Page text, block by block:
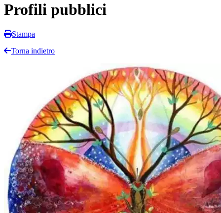
Profili pubblici
Stampa
Torna indietro